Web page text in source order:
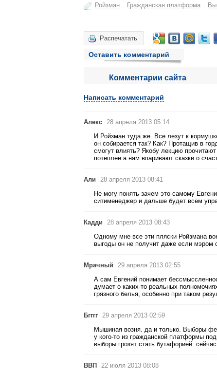
Ройзман Гражданская платформа
Распечатать
Оставить комментарий
Комментарии сайта
Написать комментарий
Алекс 28 апреля 2013 05:14
И Ройзман туда же. Все лезут к
он собирается так? Как? Протащив в
смогут влиять? Якобу лекцию
потеплее а нам впаривают сказки о
Али
28 апреля 2013 08:41
Не могу понять зачем это самому
ситименеджер и дальше будет всем
Кадди
28 апреля 2013 08:43
Одному мне все эти пляски Ройзмана
выгоды он не получит даже если мэром
Мрачный
29 апреля 2013 02:55
А сам Евгений понимает
думает о каких-то реальных
грязного белья, особенно при таком
Бгггг 29 апреля 2013 02:59
Мышиная возня. да и только. Выборы
у кого-то из гражданской платформы
выборы грозят стать бутафорией.
ВВП
22 июля 2013 08:08